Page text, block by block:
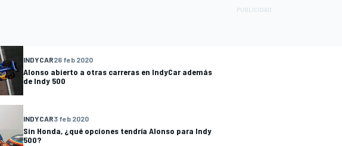
INDYCAR26 feb 2020
Alonso abierto a otras carreras en IndyCar además
de Indy 500
INDYCAR3 feb 2020
Sin Honda, ¿qué opciones tendría Alonso para Indy
500?